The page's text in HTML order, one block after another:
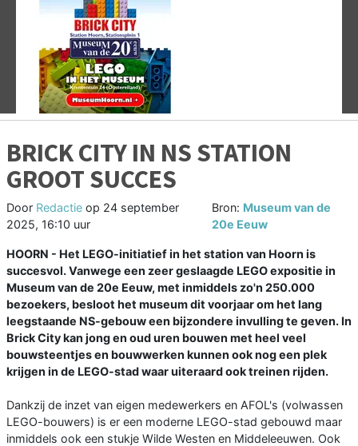
Vorige
BRICK CITY IN NS STATION
GROOT SUCCES
Door Redactie op 24 september
2025, 16:10 uur
Bron: Museum van de
20e Eeuw
HOORN - Het LEGO-initiatief in het station van Hoorn is
succesvol. Vanwege een zeer geslaagde LEGO expositie in
Museum van de 20e Eeuw, met inmiddels zo'n 250.000
bezoekers, besloot het museum dit voorjaar om het lang
leegstaande NS-gebouw een bijzondere invulling te geven. In
Brick City kan jong en oud uren bouwen met heel veel
bouwsteentjes en bouwwerken kunnen ook nog een plek
krijgen in de LEGO-stad waar uiteraard ook treinen rijden.
Dankzij de inzet van eigen medewerkers en AFOL's (volwassen
LEGO-bouwers) is er een moderne LEGO-stad gebouwd maar
inmiddels ook een stukje Wilde Westen en Middeleeuwen. Ook